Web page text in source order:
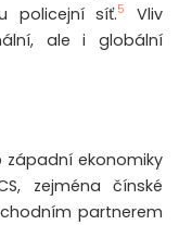
policejní síť.5
Vliv
ale i globální
ekonomiky
zejména čínské
partnerem